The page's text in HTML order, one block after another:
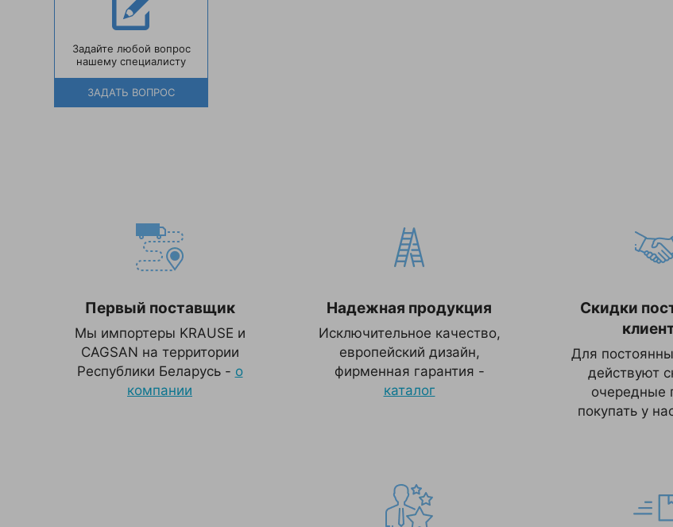
Задайте любой вопрос
нашему специалисту
ЗАДАТЬ ВОПРОС
Первый поставщик
Мы импортеры KRAUSE и
CAGSAN на территории
Республики Беларусь - о
компании
Надежная продукция
Исключительное качество,
европейский дизайн,
фирменная гарантия -
каталог
Скидки
Для
действуют
очередные
покупать у